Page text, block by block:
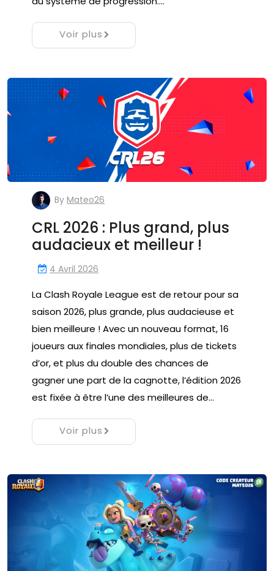
Voir plus
By Mateo26
CRL 2026 : Plus grand, plus
audacieux et meilleur !
4 Avril 2026
La Clash Royale League est de retour pour sa
saison 2026, plus grande, plus audacieuse et
bien meilleure ! Avec un nouveau format, 16
joueurs aux finales mondiales, plus de tickets
d’or, et plus du double des chances de
gagner une part de la cagnotte, l’édition 2026
est fixée à être l’une des meilleures de…
Voir plus